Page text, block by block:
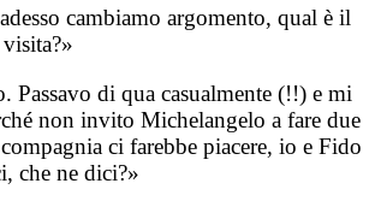
cambiamo argomento, qual è il
Passavo di qua casualmente (!!) e mi
non invito Michelangelo a fare due
ci farebbe piacere, io e Fido
che ne dici?»